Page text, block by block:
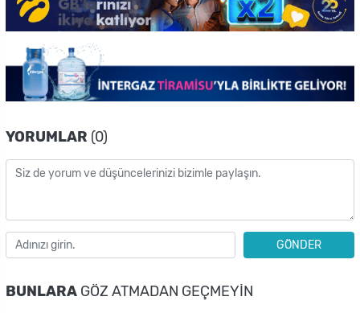
YORUMLAR (0)
GÖNDER
BUNLARA GÖZ ATMADAN GEÇMEYIN